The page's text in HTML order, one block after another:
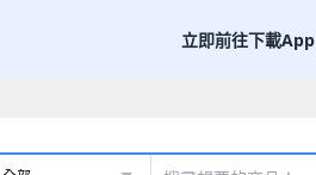
立即前往下載App